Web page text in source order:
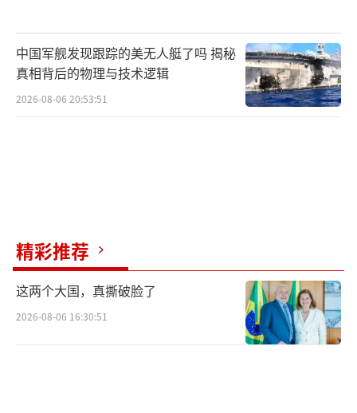
中国军舰发现跟踪的美无人艇了吗 揭秘
真相背后的物理与技术逻辑
2026-08-06 20:53:51
精彩推荐
这两个大国，真撕破脸了
2026-08-06 16:30:51